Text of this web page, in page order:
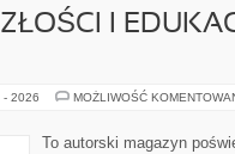
I
- 2026 MOŻLIWOŚĆ
To autorski magazyn